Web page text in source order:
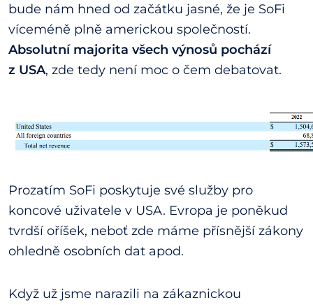
bude nám hned od začátku jasné, že je SoFi
víceméně plně americkou společností.
Absolutní majorita všech výnosů pochází
z USA, zde tedy není moc o čem debatovat.
Prozatím SoFi poskytuje své služby pro
koncové uživatele v USA. Evropa je poněkud
tvrdší oříšek, neboť zde máme přísnější zákony
ohledně osobních dat apod.
Když už jsme narazili na zákaznickou